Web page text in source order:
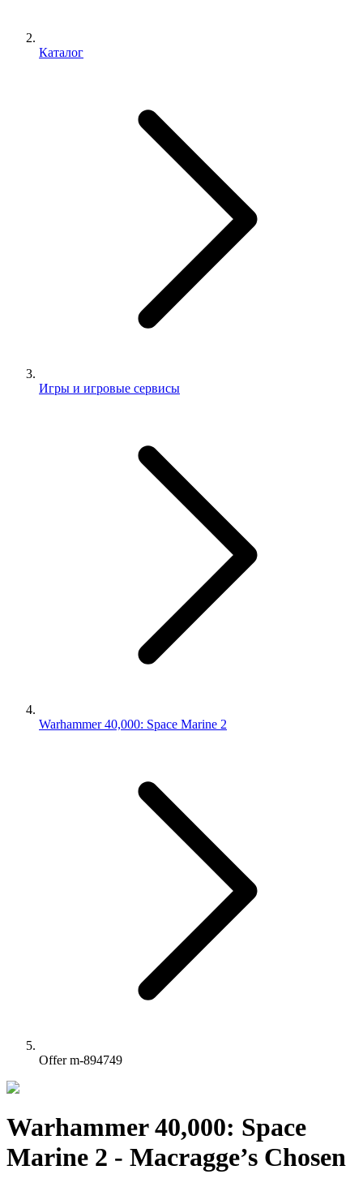
Каталог
Игры и игровые сервисы
Warhammer 40,000: Space Marine 2
Offer m-894749
Warhammer 40,000: Space
Marine 2 - Macragge’s Chosen